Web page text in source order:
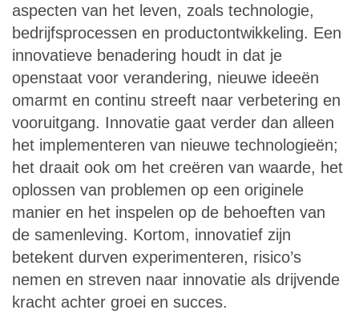
aspecten van het leven, zoals technologie,
bedrijfsprocessen en productontwikkeling. Een
innovatieve benadering houdt in dat je
openstaat voor verandering, nieuwe ideeën
omarmt en continu streeft naar verbetering en
vooruitgang. Innovatie gaat verder dan alleen
het implementeren van nieuwe technologieën;
het draait ook om het creëren van waarde, het
oplossen van problemen op een originele
manier en het inspelen op de behoeften van
de samenleving. Kortom, innovatief zijn
betekent durven experimenteren, risico’s
nemen en streven naar innovatie als drijvende
kracht achter groei en succes.